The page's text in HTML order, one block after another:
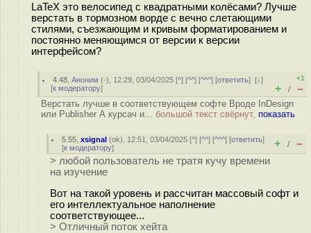
LaTeX это велосипед с квадратными колёсами? Лучше
верстать в тормозном ворде с вечно слетающими
стилями, съезжающим и кривым форматированием и
постоянно меняющимся от версии к версии
интерфейсом?
4.48 ,Аноним (-), 12:29, 03/04/2025 [^] [^^] [^^^] [ответить][↓]
[к модератору]
+1
+ / –
Верстать лучше в соответствующем софте Вроде InDesign
или Publisher А курсач и... большой текст свёрнут, показать
5.55 ,xsignal (ok), 12:51, 03/04/2025 [^] [^^] [^^^] [ответить]
[к модератору] + / –
> любой пользователь не тратя кучу времени
на изучение
Вот на такой уровень и рассчитан массовый софт и
его интеллектуальное наполнение
соответствующее...
> Отличный поток хейта